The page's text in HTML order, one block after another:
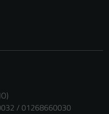
/ 01268660030
del sito e non